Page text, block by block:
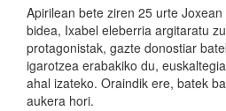
Apirilean bete ziren 25 urte
bidea, Ixabel eleberria argitaratu
protagonistak, gazte donostiar
igarotzea erabakiko du,
ahal izateko. Oraindik ere, batek
aukera hori.